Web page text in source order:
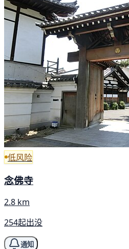
低风险
念佛寺
2.8 km
254起出没
通知